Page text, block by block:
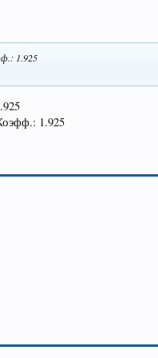
1.925
1.925